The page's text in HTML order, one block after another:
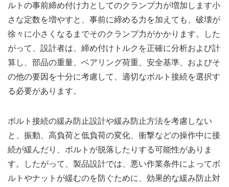
ルトの事前締め付け力としてのクランプ力が増加します小
さな定数を増やすと、事前に締める力を加えても、破壊が
徐々に小さくなるまでそのクランプ力がかかります。した
がって、設計者は、締め付けトルクを正確に分析および計
算し、部品の重量、ベアリング荷重、安全基準、およびそ
の他の要因を十分に考慮して、適切なボルト接続を選択す
る必要があります。
ボルト接続の緩み防止設計や緩み防止方法を考慮しない
と、振動、高負荷と低負荷の変化、衝撃などの操作中に接
続が緩んだり、ボルトが脱落したりする可能性がありま
す。したがって、製品設計では、悪い作業条件によってボ
ルトやナットが緩むのを防ぐために、効果的な緩み防止対